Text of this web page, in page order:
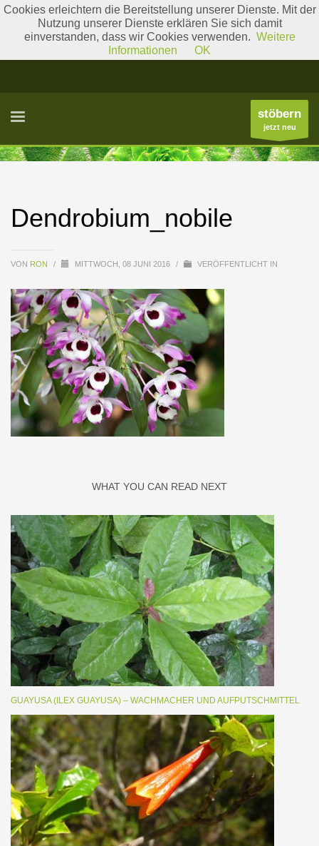
Literatur Gattungslisten
stöbern
jetzt neu
Dendrobium_nobile
VON RON / MITTWOCH, 08 JUNI 2016 / VERÖFFENTLICHT IN
WHAT YOU CAN READ NEXT
GUAYUSA (ILEX GUAYUSA) – WACHMACHER UND AUFPUTSCHMITTEL
Cookies erleichtern die Bereitstellung unserer Dienste. Mit der
Nutzung unserer Dienste erklären Sie sich damit
einverstanden, dass wir Cookies verwenden. Weitere
Informationen
OK